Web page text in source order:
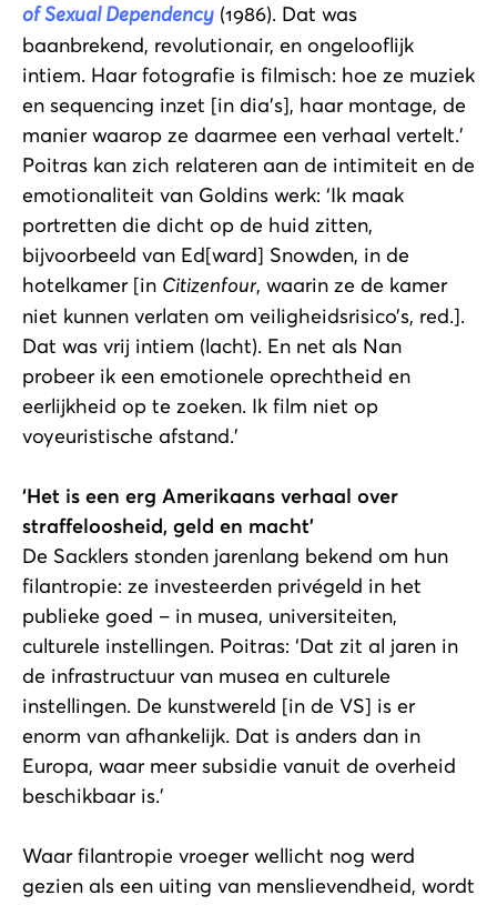
of Sexual Dependency (1986). Dat was
baanbrekend, revolutionair, en ongelooflijk
intiem. Haar fotografie is filmisch: hoe ze muziek
en sequencing inzet [in dia’s], haar montage, de
manier waarop ze daarmee een verhaal vertelt.’
Poitras kan zich relateren aan de intimiteit en de
emotionaliteit van Goldins werk: ‘Ik maak
portretten die dicht op de huid zitten,
bijvoorbeeld van Ed[ward] Snowden, in de
hotelkamer [in Citizenfour, waarin ze de kamer
niet kunnen verlaten om veiligheidsrisico’s, red.].
Dat was vrij intiem (lacht). En net als Nan
probeer ik een emotionele oprechtheid en
eerlijkheid op te zoeken. Ik film niet op
voyeuristische afstand.’
‘Het is een erg Amerikaans verhaal over
straffeloosheid, geld en macht’
De Sacklers stonden jarenlang bekend om hun
filantropie: ze investeerden privégeld in het
publieke goed – in musea, universiteiten,
culturele instellingen. Poitras: ‘Dat zit al jaren in
de infrastructuur van musea en culturele
instellingen. De kunstwereld [in de VS] is er
enorm van afhankelijk. Dat is anders dan in
Europa, waar meer subsidie vanuit de overheid
beschikbaar is.’
Waar filantropie vroeger wellicht nog werd
gezien als een uiting van menslievendheid, wordt